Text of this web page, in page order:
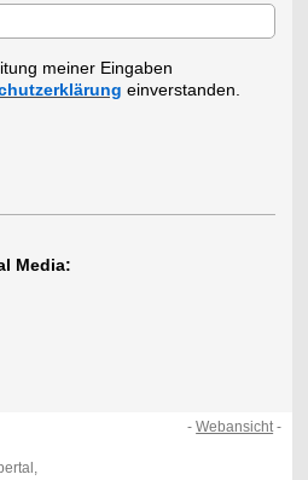
meiner Eingaben
einverstanden.
Media:
-Webansicht-